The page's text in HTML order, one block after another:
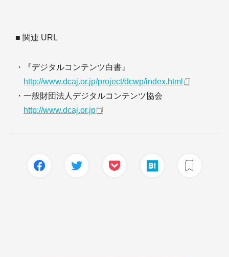
■ 関連 URL
・『デジタルコンテンツ白書』
http://www.dcaj.or.jp/project/dcwp/index.html
・一般財団法人デジタルコンテンツ協会
http://www.dcaj.or.jp